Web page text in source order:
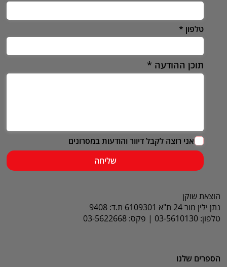
טלפון
תוכן ההודעה
אני רוצה לקבל דיוור והודעות במסרונים
שליחה
הוצאת שוקן
נתן ילין מור 24 ת"א 6109301 ת.ד: 9408
טלפון: 03-5610130 | פקס: 03-5622668
הספרים שלנו